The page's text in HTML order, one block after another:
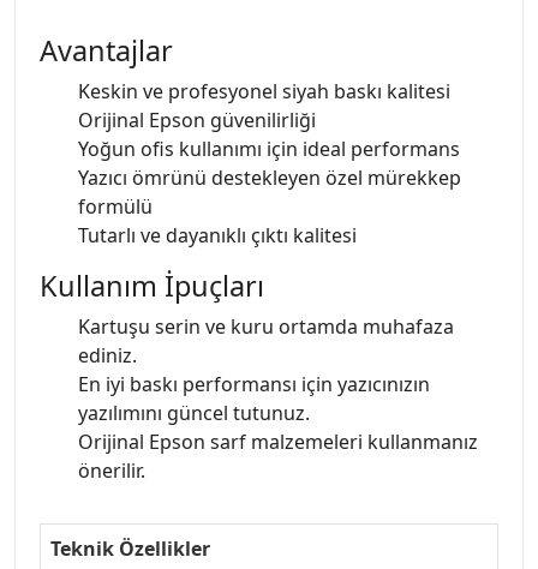
Avantajlar
Keskin ve profesyonel siyah baskı kalitesi
Orijinal Epson güvenilirliği
Yoğun ofis kullanımı için ideal performans
Yazıcı ömrünü destekleyen özel mürekkep
formülü
Tutarlı ve dayanıklı çıktı kalitesi
Kullanım İpuçları
Kartuşu serin ve kuru ortamda muhafaza
ediniz.
En iyi baskı performansı için yazıcınızın
yazılımını güncel tutunuz.
Orijinal Epson sarf malzemeleri kullanmanız
önerilir.
Teknik Özellikler